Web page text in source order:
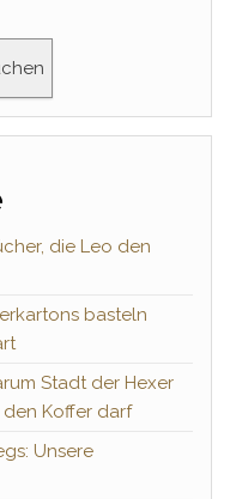
die Leo den
basteln
Stadt der Hexer
Koffer darf
Unsere